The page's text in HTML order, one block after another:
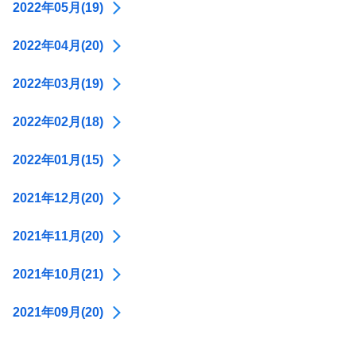
2022年05月(19)
2022年04月(20)
2022年03月(19)
2022年02月(18)
2022年01月(15)
2021年12月(20)
2021年11月(20)
2021年10月(21)
2021年09月(20)